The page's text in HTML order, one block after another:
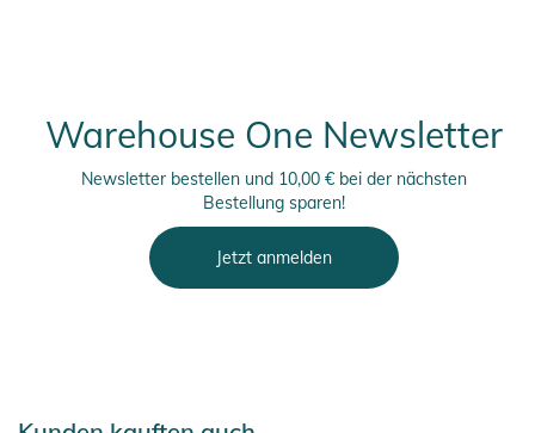
Warehouse One Newsletter
Newsletter bestellen und 10,00 € bei der nächsten
Bestellung sparen!
Jetzt anmelden